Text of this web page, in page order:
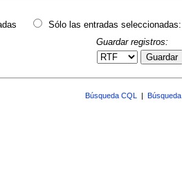
Sólo las entradas seleccionadas:
Guardar registros:
Guardar
Búsqueda CQL